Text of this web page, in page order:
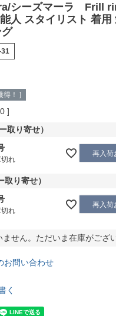
シーズマーラ Frill
人 スタイリスト 着用
得！ ]
取り寄せ）
れ
再入荷
り寄せ）
れ
再入荷
せん。ただいま在庫がござ
お問い合わせ
く